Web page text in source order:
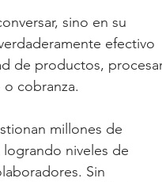
sino en su
efectivo
de productos,
cobranza.
millones de
niveles de
Sin